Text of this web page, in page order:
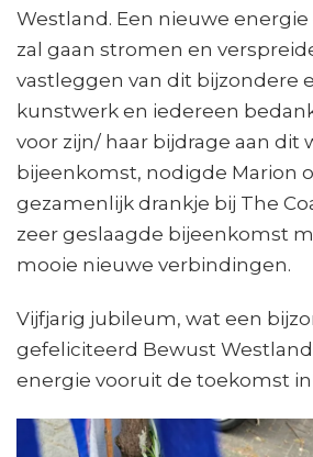
Westland. Een nieuwe
zal gaan stromen en
vastleggen van dit bijzondere
kunstwerk en iedereen
voor zijn/ haar bijdrage aan dit
bijeenkomst, nodigde Marion
gezamenlijk drankje bij The
zeer geslaagde bijeenkomst
mooie nieuwe verbindingen.
Vijfjarig jubileum, wat een
gefeliciteerd Bewust
energie vooruit de toekomst